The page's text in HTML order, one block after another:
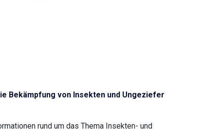
Bekämpfung von Insekten und Ungeziefer
rund um das Thema Insekten- und